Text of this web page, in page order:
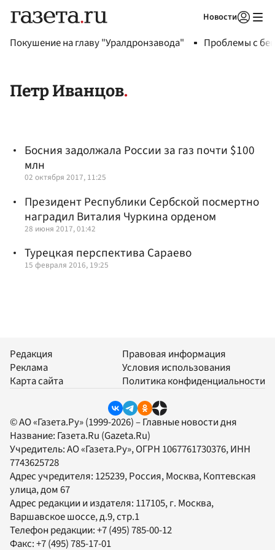
Новости
Покушение на главу "Уралдронзавода" Проблемы с
Петр Иванцов
Босния задолжала России за газ почти $100
млн
02 октября 2017, 11:25
Президент Республики Сербской посмертно
наградил Виталия Чуркина орденом
28 июня 2017, 01:42
Турецкая перспектива Сараево
15 февраля 2016, 19:25
Редакция
Реклама
Карта сайта
Правовая информация
Условия использования
Политика конфиденциальности
© АО «Газета.Ру» (1999-2026) – Главные новости дня
Название: Газета.Ru (Gazeta.Ru)
Учредитель:АО «Газета.Ру», ОГРН 1067761730376, ИНН
7743625728
Адрес учредителя: 125239, Россия, Москва, Коптевская
улица, дом 67
Адрес редакции и издателя: 117105, г. Москва,
Варшавское шоссе, д.9, стр.1
Телефон редакции:+7 (495) 785-00-12
Факс:+7 (495) 785-17-01